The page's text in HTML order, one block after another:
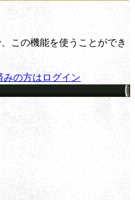
この機能を使うことができ
みの方はログイン